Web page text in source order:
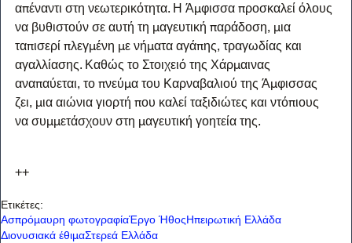
απέναντι στη νεωτερικότητα. Η Άμφισσα προσκαλεί όλους
να βυθιστούν σε αυτή τη μαγευτική παράδοση, μια
ταπισερί πλεγμένη με νήματα αγάπης, τραγωδίας και
αγαλλίασης. Καθώς το Στοιχειό της Χάρμαινας
αναπαύεται, το πνεύμα του Καρναβαλιού της Άμφισσας
ζει, μια αιώνια γιορτή που καλεί ταξιδιώτες και ντόπιους
να συμμετάσχουν στη μαγευτική γοητεία της.
++
Ετικέτες:
Ασπρόμαυρη φωτογραφίαΈργο ΉθοςΗπειρωτική Ελλάδα
Διονυσιακά έθιμαΣτερεά Ελλάδα